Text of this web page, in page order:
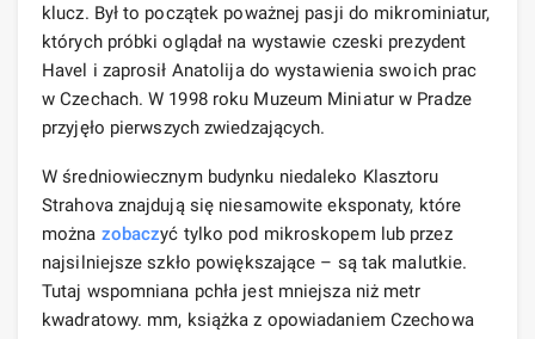
klucz. Był to początek poważnej pasji do mikrominiatur,
których próbki oglądał na wystawie czeski prezydent
Havel i zaprosił Anatolija do wystawienia swoich prac
w Czechach. W 1998 roku Muzeum Miniatur w Pradze
przyjęło pierwszych zwiedzających.
W średniowiecznym budynku niedaleko Klasztoru
Strahova znajdują się niesamowite eksponaty, które
można zobaczyć tylko pod mikroskopem lub przez
najsilniejsze szkło powiększające – są tak malutkie.
Tutaj wspomniana pchła jest mniejsza niż metr
kwadratowy. mm, książka z opowiadaniem Czechowa